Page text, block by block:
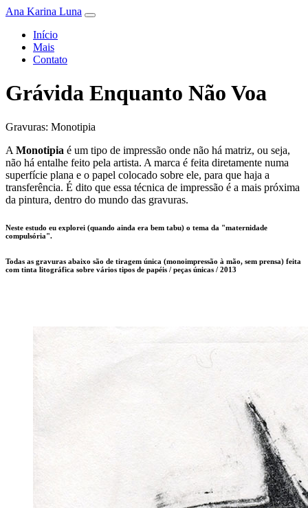
Ana Karina Luna
Início
Mais
Contato
Grávida Enquanto Não Voa
Gravuras: Monotipia
A Monotipia é um tipo de impressão onde não há matriz, ou seja,
não há entalhe feito pela artista. A marca é feita diretamente numa
superfície plana e o papel colocado sobre ele, para que haja a
transferência. É dito que essa técnica de impressão é a mais próxima
da pintura, dentro do mundo das gravuras.
Neste estudo eu explorei (quando ainda era bem tabu) o tema da "maternidade
compulsória".
Todas as gravuras abaixo são de tiragem única (monoimpressão à mão, sem prensa) feita
com tinta litográfica sobre vários tipos de papéis / peças únicas / 2013